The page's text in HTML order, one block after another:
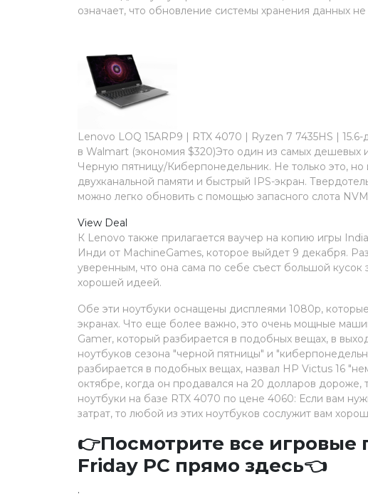
означает, что обновление системы хранения данных
Lenovo LOQ 15ARP9 | RTX 4070 | Ryzen 7 7435HS |
в Walmart (экономия $320)Это один из самых дешевых
Черную пятницу/Киберпонедельник. Не только это,
двухканальной памяти и быстрый IPS-экран.
можно легко обновить с помощью запасного слота
View Deal
К Lenovo также прилагается ваучер на копию игры
Инди от MachineGames, которое выйдет 9 декабря.
уверенным, что она сама по себе съест большой
хорошей идеей.
Обе эти ноутбуки оснащены дисплеями 1080p,
экранах. Что еще более важно, это очень мощные
Gamer, который разбирается в подобных вещах, в
ноутбуков сезона "черной пятницы" и
разбирается в подобных вещах, назвал HP Victus 16
октябре, когда он продавался на 20 долларов дороже,
ноутбуки на базе RTX 4070 по цене 4060: Если вам
затрат, то любой из этих ноутбуков сослужит вам
👉Посмотрите все
Friday PC прямо здесь👈
.